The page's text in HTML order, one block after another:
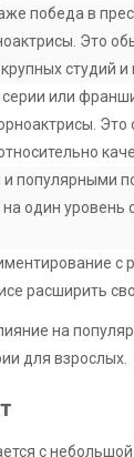
победа в
Это
студий и
или
популярными
один
расширить
на
для взрослых.
с